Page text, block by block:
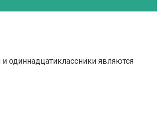
и одиннадцатиклассники являются